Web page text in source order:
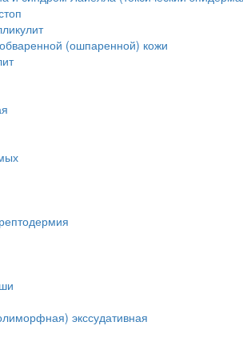
(ошпаренной) кожи
экссудативная